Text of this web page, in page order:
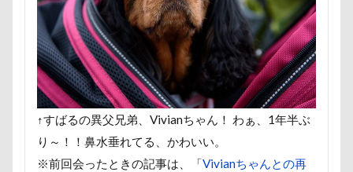
↑すばるの異父兄弟、Vivianちゃん！ わぁ、1年半ぶ
り～！！鼻水垂れてる、かわいい。
※前回会ったときの記事は、「Vivianちゃんとの再
MANDARINE BROTHERS
M'sふぁくとりー
LUCIA
LINEスタンプ
LIMONEちゃん Grandir
Bonitoくん
Bleu Bleuet BLENHEIM眞理
awa hour
APO annちゃん Anelaくん
ambient lounge
ALPHA ICON
AirBuggy for Dog
Cafe Marcus
festaくん DOG DEPT
FABIA